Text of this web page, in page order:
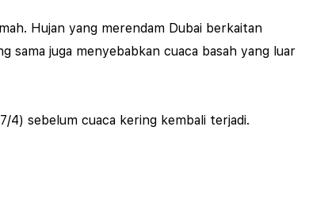
Hujan yang merendam Dubai berkaitan
sama juga menyebabkan cuaca basah yang luar
4) sebelum cuaca kering kembali terjadi.